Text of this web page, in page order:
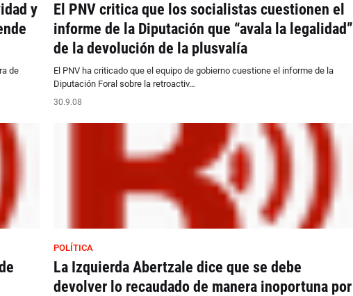
y
de
El PNV critica que los socialistas cuestionen el
informe de la Diputación que “avala la legalidad”
de la devolución de la plusvalía
El PNV ha criticado que el equipo de gobierno cuestione el informe de la
Diputación Foral sobre la retroactiv…
30.9.08
POLÍTICA
La Izquierda Abertzale dice que se debe
devolver lo recaudado de manera inoportuna por